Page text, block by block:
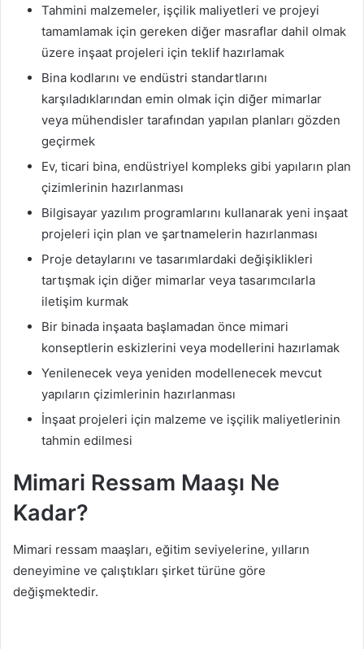
Tahmini malzemeler, işçilik maliyetleri ve projeyi
tamamlamak için gereken diğer masraflar dahil olmak
üzere inşaat projeleri için teklif hazırlamak
Bina kodlarını ve endüstri standartlarını
karşıladıklarından emin olmak için diğer mimarlar
veya mühendisler tarafından yapılan planları gözden
geçirmek
Ev, ticari bina, endüstriyel kompleks gibi yapıların plan
çizimlerinin hazırlanması
Bilgisayar yazılım programlarını kullanarak yeni inşaat
projeleri için plan ve şartnamelerin hazırlanması
Proje detaylarını ve tasarımlardaki değişiklikleri
tartışmak için diğer mimarlar veya tasarımcılarla
iletişim kurmak
Bir binada inşaata başlamadan önce mimari
konseptlerin eskizlerini veya modellerini hazırlamak
Yenilenecek veya yeniden modellenecek mevcut
yapıların çizimlerinin hazırlanması
İnşaat projeleri için malzeme ve işçilik maliyetlerinin
tahmin edilmesi
Mimari Ressam Maaşı Ne
Kadar?
Mimari ressam maaşları, eğitim seviyelerine, yılların
deneyimine ve çalıştıkları şirket türüne göre
değişmektedir.